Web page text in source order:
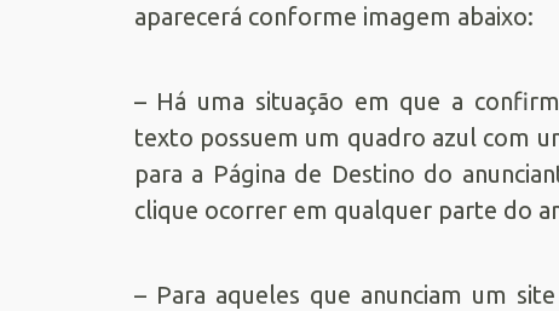
aparecerá conforme imagem abaixo:
– Há uma situação em que a
texto possuem um quadro azul com
para a Página de Destino do
clique ocorrer em qualquer parte do
– Para aqueles que anunciam um